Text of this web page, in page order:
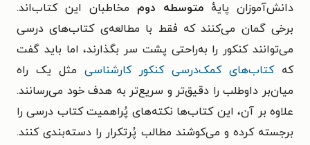
دانش‌آموزان پایهٔ متوسطه دوم مخاطبان این کتاب‌اند.
برخی گمان می‌کنند که فقط با مطالعه‌ی کتاب‌های درسی
می‌توانند کنکور را به‌راحتی پشت سر بگذارند، اما باید گفت
کهکتاب‌های کمک‌درسی کنکور کارشناسی مثل یک راه
میان‌بر داوطلب را دقیق‌تر و سریع‌تر به هدف خود می‌رسانند.
علاوه بر آن، این کتاب‌ها نکته‌های پُراهمیت کتاب درسی را
برجسته کرده و می‌کوشند مطالب پُرتکرار را دسته‌بندی کنند.